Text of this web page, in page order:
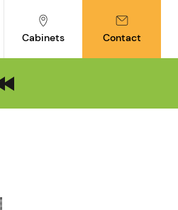
Cabinets Contact